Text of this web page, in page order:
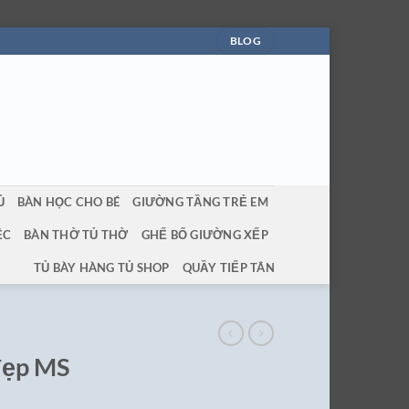
BLOG
BÀN HỌC CHO BÉ GIƯỜNG TẦNG TRẺ EM
BÀN THỜ TỦ THỜ GHẾ BỐ GIƯỜNG XẾP
TỦ BÀY HÀNG TỦ SHOP QUẦY TIẾP TÂN
MS